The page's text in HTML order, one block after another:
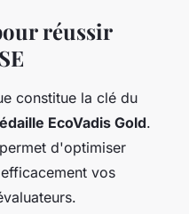
réussir
constitue la clé du
EcoVadis Gold.
d'optimiser
vos